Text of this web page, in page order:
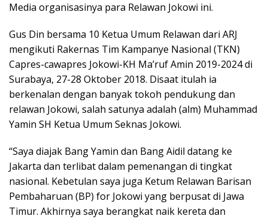
Media organisasinya para Relawan Jokowi ini.
Gus Din bersama 10 Ketua Umum Relawan dari ARJ
mengikuti Rakernas Tim Kampanye Nasional (TKN)
Capres-cawapres Jokowi-KH Ma’ruf Amin 2019-2024 di
Surabaya, 27-28 Oktober 2018. Disaat itulah ia
berkenalan dengan banyak tokoh pendukung dan
relawan Jokowi, salah satunya adalah (alm) Muhammad
Yamin SH Ketua Umum Seknas Jokowi.
“Saya diajak Bang Yamin dan Bang Aidil datang ke
Jakarta dan terlibat dalam pemenangan di tingkat
nasional. Kebetulan saya juga Ketum Relawan Barisan
Pembaharuan (BP) for Jokowi yang berpusat di Jawa
Timur. Akhirnya saya berangkat naik kereta dan